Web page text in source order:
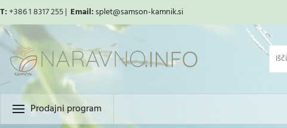
T:+386 1 8317 255 | Email:splet@samson-kamnik.si
Prodajni program